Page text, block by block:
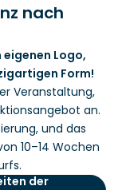
nach
Logo,
Form!
Veranstaltung,
an.
und das
10–14 Wochen
der